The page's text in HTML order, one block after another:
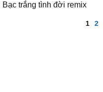
Bạc trắng tình đời remix
1 2